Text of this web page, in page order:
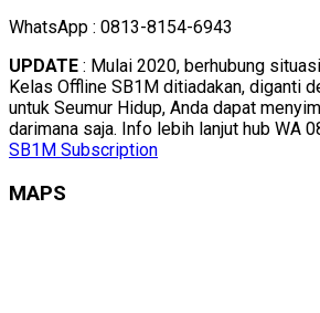
WhatsApp : 0813-8154-6943
UPDATE : Mulai 2020, berhubung
Kelas Offline SB1M ditiadakan, diganti
untuk Seumur Hidup, Anda dapat
darimana saja. Info lebih lanjut hub WA
SB1M Subscription
MAPS